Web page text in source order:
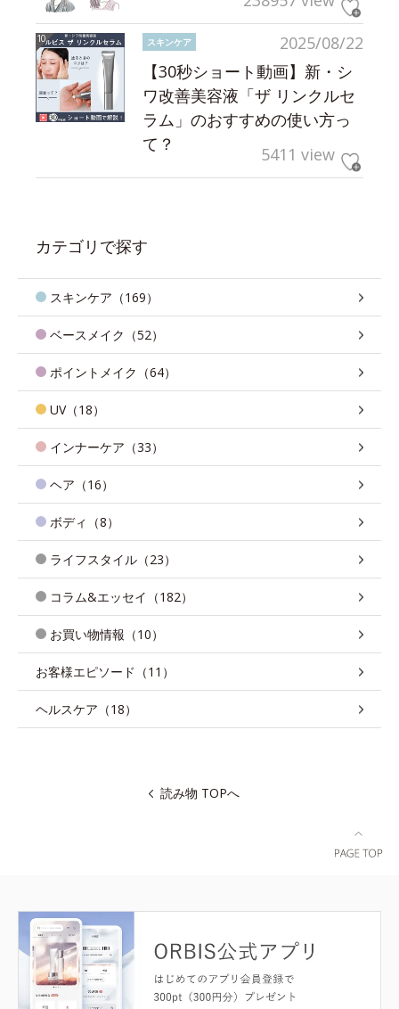
2025/08/22
スキンケア
【30秒ショート動画】新・シ
ワ改善美容液「ザ リンクルセ
ラム」のおすすめの使い方っ
て？
5411 view
カテゴリで探す
スキンケア（169）
ベースメイク（52）
ポイントメイク（64）
UV（18）
インナーケア（33）
ヘア（16）
ボディ（8）
ライフスタイル（23）
コラム&エッセイ（182）
お買い物情報（10）
お客様エピソード（11）
ヘルスケア（18）
読み物 TOPへ